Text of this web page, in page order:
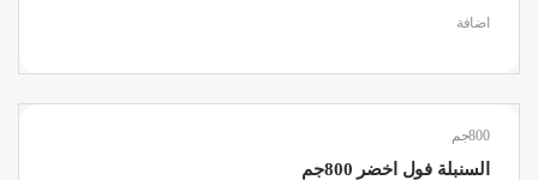
اضافة
800جم
السنبلة فول اخضر 800جم